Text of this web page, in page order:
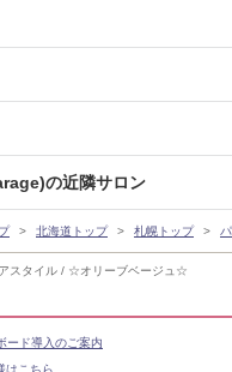
スタイル / ☆オリーブベージュ☆
の近隣サロン
北海道トップ 札幌トップ
ード導入のご案内
はこちら